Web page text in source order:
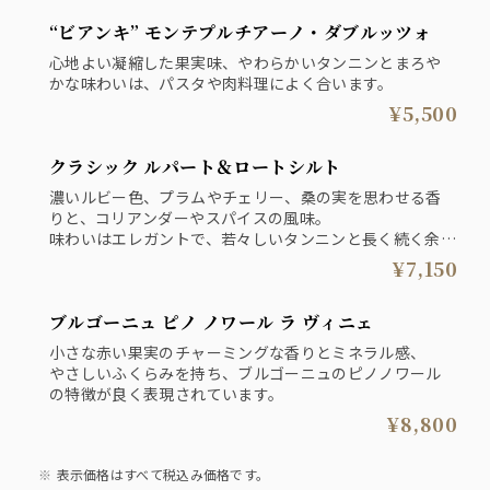
“ビアンキ” モンテプルチアーノ・ダブルッツォ
心地よい凝縮した果実味、やわらかいタンニンとまろや
かな味わいは、パスタや肉料理によく合います。
¥5,500
クラシック ルパート＆ロートシルト
濃いルビー色、プラムやチェリー、桑の実を思わせる香
りと、コリアンダーやスパイスの風味。
味わいはエレガントで、若々しいタンニンと長く続く余
¥7,150
ブルゴーニュ ピノ ノワール ラ ヴィニェ
小さな赤い果実のチャーミングな香りとミネラル感、
やさしいふくらみを持ち、ブルゴーニュのピノノワール
の特徴が良く表現されています。
¥8,800
表示価格はすべて税込み価格です。